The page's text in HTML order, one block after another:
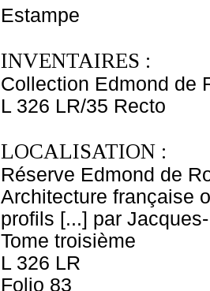
Estampe
INVENTAIRES :
Collection Edmond de
L 326 LR/35 Recto
LOCALISATION :
Réserve Edmond de
Architecture française
profils [...] par
Tome troisième
L 326 LR
Folio 83